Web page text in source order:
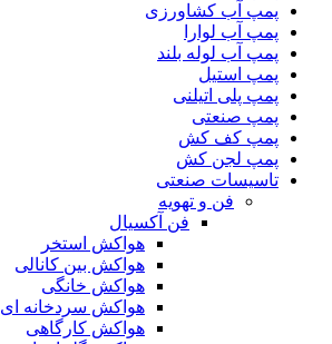
پمپ آب کشاورزی
پمپ آب لوارا
پمپ آب لوله بلند
پمپ استیل
پمپ پلی اتیلنی
پمپ صنعتی
پمپ کف کش
پمپ لجن کش
تاسیسات صنعتی
فن و تهویه
فن آکسیال
هواکش استخر
هواکش بین کانالی
هواکش خانگی
هواکش سردخانه ای
هواکش کارگاهی